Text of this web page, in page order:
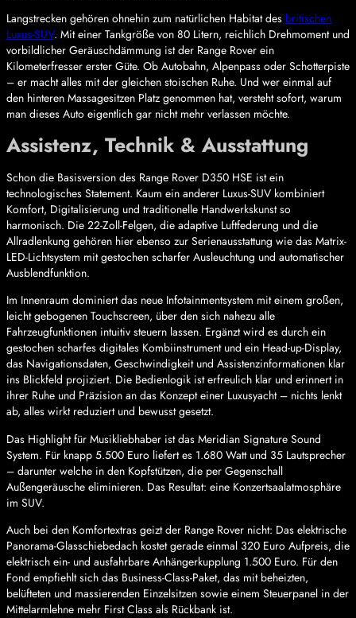
Langstrecken gehören ohnehin zum natürlichen Habitat des britischen
Luxus-SUV. Mit einer Tankgröße von 80 Litern, reichlich Drehmoment und
vorbildlicher Geräuschdämmung ist der Range Rover ein
Kilometerfresser erster Güte. Ob Autobahn, Alpenpass oder Schotterpiste
– er macht alles mit der gleichen stoischen Ruhe. Und wer einmal auf
den hinteren Massagesitzen Platz genommen hat, versteht sofort, warum
man dieses Auto eigentlich gar nicht mehr verlassen möchte.
Assistenz, Technik & Ausstattung
Schon die Basisversion des Range Rover D350 HSE ist ein
technologisches Statement. Kaum ein anderer Luxus-SUV kombiniert
Komfort, Digitalisierung und traditionelle Handwerkskunst so
harmonisch. Die 22-Zoll-Felgen, die adaptive Luftfederung und die
Allradlenkung gehören hier ebenso zur Serienausstattung wie das Matrix-
LED-Lichtsystem mit gestochen scharfer Ausleuchtung und automatischer
Ausblendfunktion.
Im Innenraum dominiert das neue Infotainmentsystem mit einem großen,
leicht gebogenen Touchscreen, über den sich nahezu alle
Fahrzeugfunktionen intuitiv steuern lassen. Ergänzt wird es durch ein
gestochen scharfes digitales Kombiinstrument und ein Head-up-Display,
das Navigationsdaten, Geschwindigkeit und Assistenzinformationen klar
ins Blickfeld projiziert. Die Bedienlogik ist erfreulich klar und erinnert in
ihrer Ruhe und Präzision an das Konzept einer Luxusyacht – nichts lenkt
ab, alles wirkt reduziert und bewusst gesetzt.
Das Highlight für Musikliebhaber ist das Meridian Signature Sound
System. Für knapp 5.500 Euro liefert es 1.680 Watt und 35 Lautsprecher
– darunter welche in den Kopfstützen, die per Gegenschall
Außengeräusche eliminieren. Das Resultat: eine Konzertsaalatmosphäre
im SUV.
Auch bei den Komfortextras geizt der Range Rover nicht: Das elektrische
Panorama-Glasschiebedach kostet gerade einmal 320 Euro Aufpreis, die
elektrisch ein- und ausfahrbare Anhängerkupplung 1.500 Euro. Für den
Fond empfiehlt sich das Business-Class-Paket, das mit beheizten,
belüfteten und massierenden Einzelsitzen sowie einem Steuerpanel in der
Mittelarmlehne mehr First Class als Rückbank ist.